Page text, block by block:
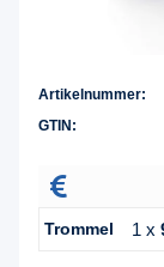
Artikelnummer:
GTIN:
Trommel 1 x